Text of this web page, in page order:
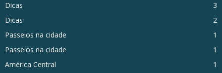
Dicas
3
Dicas
2
Passeios na cidade
1
Passeios na cidade
1
América Central
1